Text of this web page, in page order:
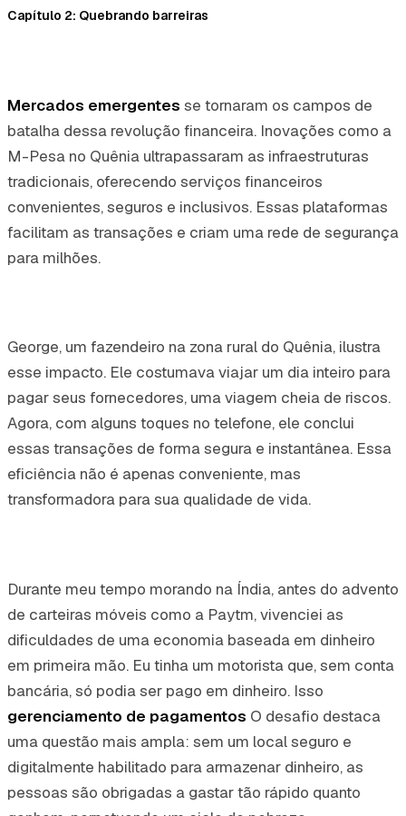
Capítulo 2: Quebrando barreiras
Mercados emergentes se tornaram os campos de
batalha dessa revolução financeira. Inovações como a
M-Pesa no Quênia ultrapassaram as infraestruturas
tradicionais, oferecendo serviços financeiros
convenientes, seguros e inclusivos. Essas plataformas
facilitam as transações e criam uma rede de segurança
para milhões.
George, um fazendeiro na zona rural do Quênia, ilustra
esse impacto. Ele costumava viajar um dia inteiro para
pagar seus fornecedores, uma viagem cheia de riscos.
Agora, com alguns toques no telefone, ele conclui
essas transações de forma segura e instantânea. Essa
eficiência não é apenas conveniente, mas
transformadora para sua qualidade de vida.
Durante meu tempo morando na Índia, antes do advento
de carteiras móveis como a Paytm, vivenciei as
dificuldades de uma economia baseada em dinheiro
em primeira mão. Eu tinha um motorista que, sem conta
bancária, só podia ser pago em dinheiro. Isso
gerenciamento de pagamentos O desafio destaca
uma questão mais ampla: sem um local seguro e
digitalmente habilitado para armazenar dinheiro, as
pessoas são obrigadas a gastar tão rápido quanto